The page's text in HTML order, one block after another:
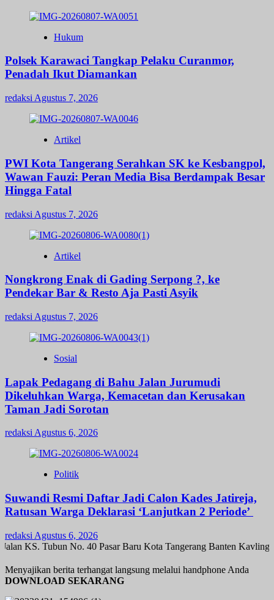
Hukum
Polsek Karawaci Tangkap Pelaku Curanmor,
Penadah Ikut Diamankan
redaksi Agustus 7, 2026
Artikel
PWI Kota Tangerang Serahkan SK ke Kesbangpol,
Wawan Fauzi: Peran Media Bisa Berdampak Besar
Hingga Fatal
redaksi Agustus 7, 2026
Artikel
Nongkrong Enak di Gading Serpong ?, ke
Pendekar Bar & Resto Aja Pasti Asyik
redaksi Agustus 7, 2026
Sosial
Lapak Pedagang di Bahu Jalan Jurumudi
Dikeluhkan Warga, Kemacetan dan Kerusakan
Taman Jadi Sorotan
redaksi Agustus 6, 2026
Politik
Suwandi Resmi Daftar Jadi Calon Kades Jatireja,
Ratusan Warga Deklarasi ‘Lanjutkan 2 Periode’
redaksi Agustus 6, 2026
KS. Tubun No. 40 Pasar Baru Kota Tangerang Banten Kavling
Menyajikan berita terhangat langsung melalui handphone Anda
DOWNLOAD SEKARANG